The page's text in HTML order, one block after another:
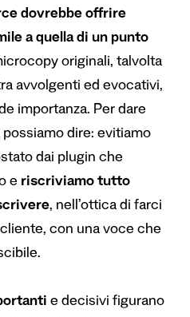
dovrebbe offrire
a quella di un punto
originali, talvolta
avvolgenti ed evocativi,
importanza. Per dare
dire: evitiamo
dai plugin che
e riscriviamo tutto
, nell’ottica di farci
con una voce che
e decisivi figurano